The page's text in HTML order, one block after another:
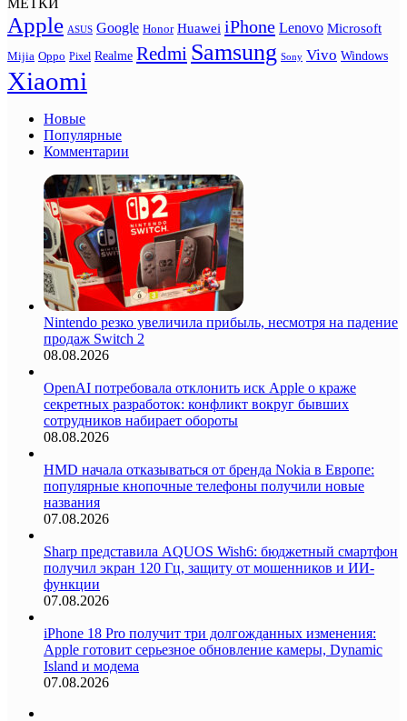
МЕТКИ
Apple ASUS Google Honor Huawei iPhone Lenovo Microsoft
Mijia Oppo Pixel Realme Redmi Samsung Sony Vivo Windows
Xiaomi
Новые
Популярные
Комментарии
Nintendo резко увеличила прибыль, несмотря на падение
продаж Switch 2
08.08.2026
OpenAI потребовала отклонить иск Apple о краже
секретных разработок: конфликт вокруг бывших
сотрудников набирает обороты
08.08.2026
HMD начала отказываться от бренда Nokia в Европе:
популярные кнопочные телефоны получили новые
названия
07.08.2026
Sharp представила AQUOS Wish6: бюджетный смартфон
получил экран 120 Гц, защиту от мошенников и ИИ-
функции
07.08.2026
iPhone 18 Pro получит три долгожданных изменения:
Apple готовит серьезное обновление камеры, Dynamic
Island и модема
07.08.2026